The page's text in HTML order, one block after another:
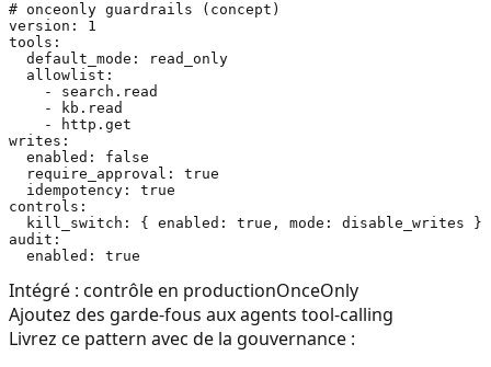
# onceonly guardrails (concept)
version: 1
tools:
  default_mode: read_only
  allowlist:
    - search.read
    - kb.read
    - http.get
writes:
  enabled: false
  require_approval: true
  idempotency: true
controls:
  kill_switch: { enabled: true, mode: disable_writes }
audit:
Intégré : contrôle en productionOnceOnly
Ajoutez des garde-fous aux agents tool-calling
Livrez ce pattern avec de la gouvernance :